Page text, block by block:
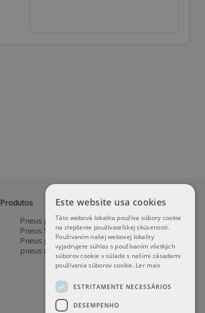
Produtos
Pneus para automóveis
Pneus SUV / 4x4
Pneus para veículos de transporte
pneus de motocicleta
Este website usa cookies
Táto webová lokalita používa súbory cookie
na zlepšenie používateľskej skúsenosti.
Používaním našej webovej lokality
vyjadrujete súhlas s používaním všetkých
súborov cookie v súlade s našimi zásadami
používania súborov cookie. Ler mais
ESTRITAMENTE NECESSÁRIOS
DESEMPENHO